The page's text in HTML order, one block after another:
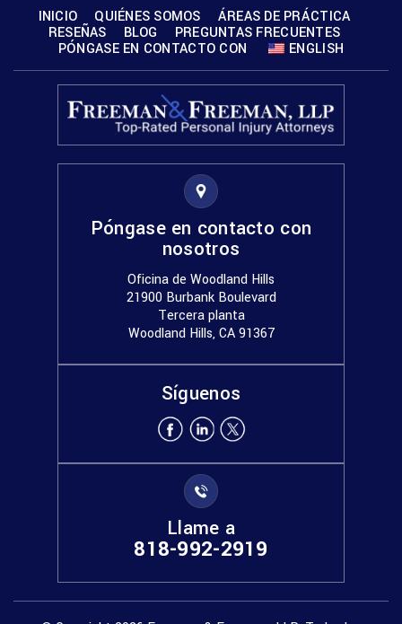
INICIO QUIÉNES SOMOS
ÁREAS DE PRÁCTICA
RESEÑAS
BLOG
PREGUNTAS FRECUENTES
PÓNGASE EN CONTACTO CON
ENGLISH
Póngase en contacto con
nosotros
Oficina de Woodland Hills
21900 Burbank Boulevard
Tercera planta
Woodland Hills, CA 91367
Síguenos
Llame a
818-992-2919